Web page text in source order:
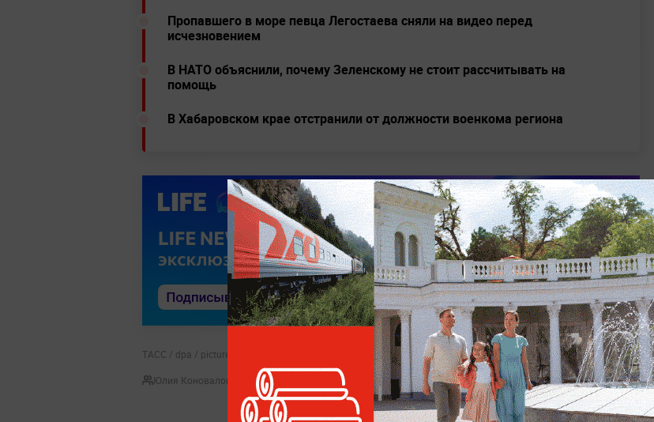
Пропавшего в море певца Легостаева сняли на видео перед
исчезновением
В НАТО объяснили, почему Зеленскому не стоит рассчитывать на
помощь
В Хабаровском крае отстранили от должности военкома региона
ТАСС / dpa / picture-alliance / Federico Gambarini
Юлия Коновалова